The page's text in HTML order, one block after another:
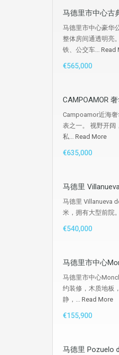
马德里市中心古
马德里市中心豪华
整体房间通透明亮
铁、公交车... Read
€565,000
CAMPOAMOR
Campoamor近海
表之一。 视野开阔
私... Read More
€635,000
马德里
马德里 Villanueva
米，拥有大型前院
€540,000
马德里市中心
马德里市中心
约装修，木质地板
静，... Read More
€155,900
马德里 Pozuelo